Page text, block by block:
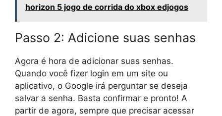
horizon 5 jogo de corrida do xbox edjogos
Passo 2: Adicione suas senhas
Agora é hora de adicionar suas senhas.
Quando você fizer login em um site ou
aplicativo, o Google irá perguntar se deseja
salvar a senha. Basta confirmar e pronto! A
partir de agora, sempre que precisar acessar